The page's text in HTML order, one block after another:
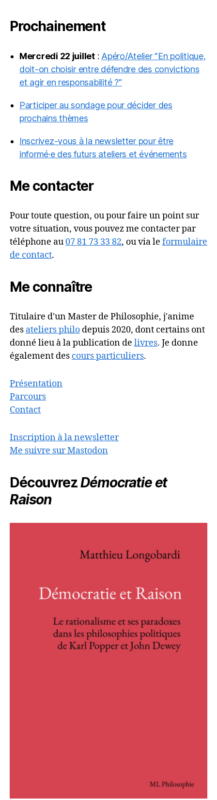
Prochainement
Mercredi 22 juillet: Apéro/Atelier "En politique,
doit-on choisir entre défendre des convictions
et agir en responsabilité ?"
Participer au sondage pour décider des
prochains thèmes
Inscrivez-vous à la newsletter pour être
informé·e des futurs ateliers et événements
Me contacter
Pour toute question, ou pour faire un point sur
votre situation, vous pouvez me contacter par
téléphone au07 81 73 33 82, ou via le formulaire
de contact.
Me connaître
Titulaire d'un Master de Philosophie, j'anime
des ateliers philo depuis 2020, dont certains ont
donné lieu à la publication de livres. Je donne
également des cours particuliers.
Présentation
Parcours
Contact
Inscription à la newsletter
Me suivre sur Mastodon
DécouvrezDémocratie et
Raison